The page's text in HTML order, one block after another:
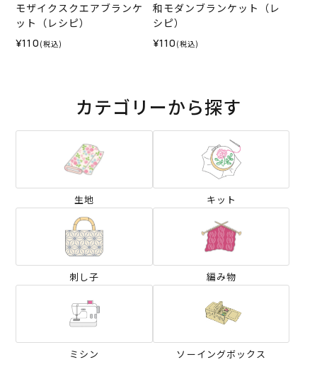
モザイクスクエアブランケ
ット（レシピ）
¥110 (税込)
和モダンブランケット（レ
シピ）
¥110 (税込)
カテゴリーから探す
生地 キット
刺し子 編み物
ミシン ソーイングボックス